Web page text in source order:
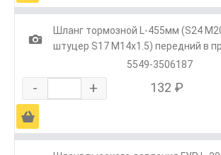
1
Шланг тормозной L-455мм (S24
штуцер S17 М14х1.5) передний в
5549-3506187
- + 132 ₽
Ä